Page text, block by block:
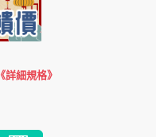
《詳細規格》